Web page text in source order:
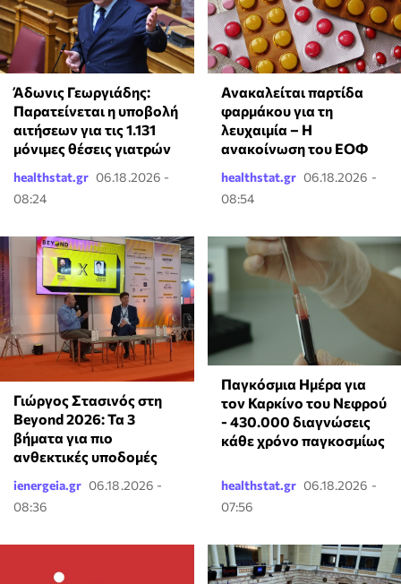
Άδωνις Γεωργιάδης:
Παρατείνεται η υποβολή
αιτήσεων για τις 1.131
μόνιμες θέσεις γιατρών
healthstat.gr 06.18.2026 -
08:24
Ανακαλείται παρτίδα
φαρμάκου για τη
λευχαιμία – Η
ανακοίνωση του ΕΟΦ
healthstat.gr 06.18.2026 -
08:54
Γιώργος Στασινός στη
Beyond 2026: Τα 3
βήματα για πιο
ανθεκτικές υποδομές
ienergeia.gr 06.18.2026 -
08:36
Παγκόσμια Ημέρα για
τον Καρκίνο του Νεφρού
- 430.000 διαγνώσεις
κάθε χρόνο παγκοσμίως
healthstat.gr 06.18.2026 -
07:56